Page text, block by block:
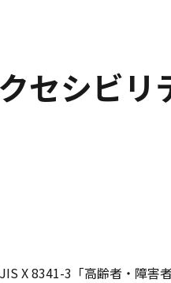
セシビリ
X 8341-3「高齢者・障害